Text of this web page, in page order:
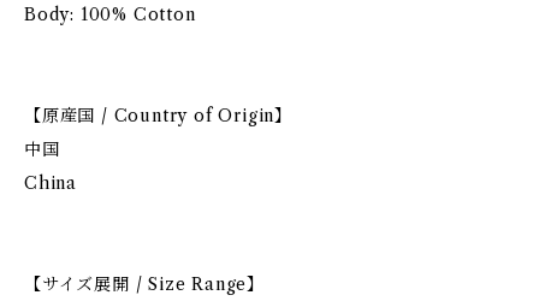
Body: 100% Cotton
【原産国 / Country of Origin】
中国
China
【サイズ展開 / Size Range】